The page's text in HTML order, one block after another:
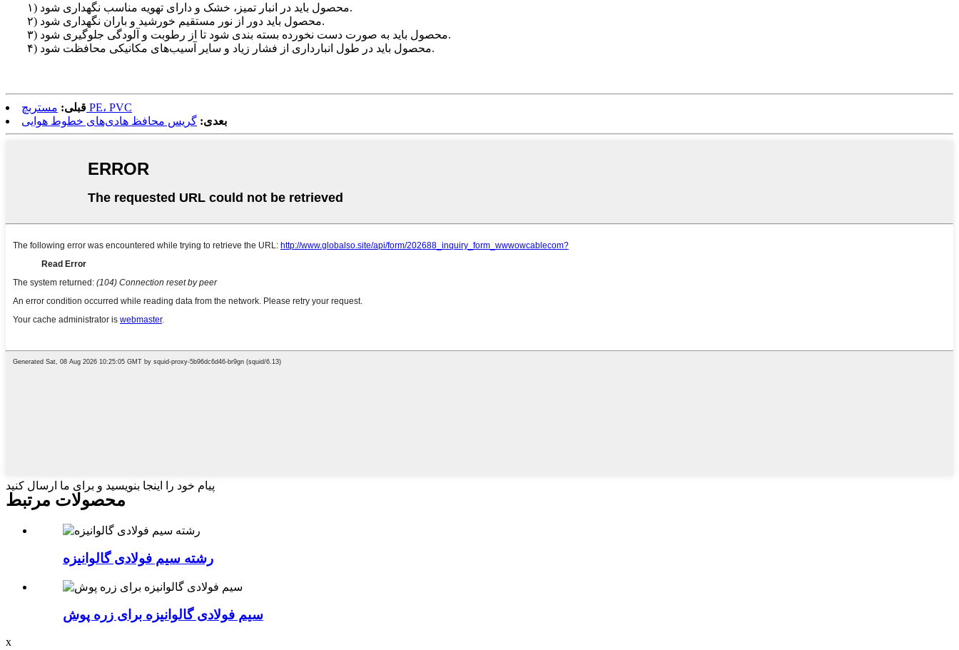
۱) محصول باید در انبار تمیز، خشک و دارای تهویه مناسب نگهداری شود.
۲) محصول باید دور از نور مستقیم خورشید و باران نگهداری شود.
۳) محصول باید به صورت دست نخورده بسته بندی شود تا از رطوبت و آلودگی جلوگیری شود.
۴) محصول باید در طول انبارداری از فشار زیاد و سایر آسیب‌های مکانیکی محافظت شود.
قبلی: مستربچ PE، PVC
بعدی: گریس محافظ هادی‌های خطوط هوایی
پیام خود را اینجا بنویسید و برای ما ارسال کنید
محصولات مرتبط
رشته سیم فولادی گالوانیزه
سیم فولادی گالوانیزه برای زره ​​​​پوش
x